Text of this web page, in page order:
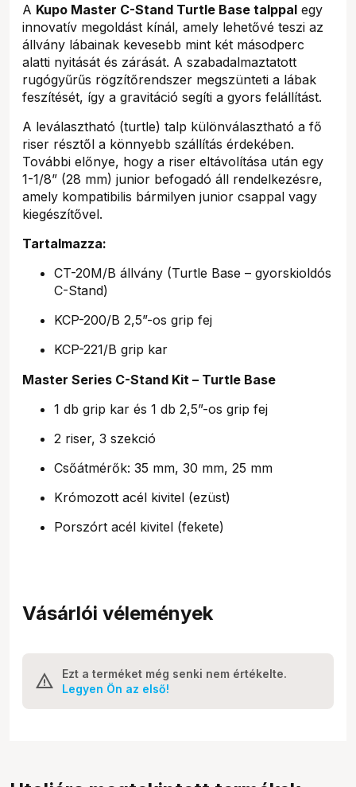
A Kupo Master C-Stand Turtle Base talppal egy
innovatív megoldást kínál, amely lehetővé teszi az
állvány lábainak kevesebb mint két másodperc
alatti nyitását és zárását. A szabadalmaztatott
rugógyűrűs rögzítőrendszer megszünteti a lábak
feszítését, így a gravitáció segíti a gyors felállítást.
A leválasztható (turtle) talp különválasztható a fő
riser résztől a könnyebb szállítás érdekében.
További előnye, hogy a riser eltávolítása után egy
1-1/8” (28 mm) junior befogadó áll rendelkezésre,
amely kompatibilis bármilyen junior csappal vagy
kiegészítővel.
Tartalmazza:
CT-20M/B állvány (Turtle Base – gyorskioldós
C-Stand)
KCP-200/B 2,5”-os grip fej
KCP-221/B grip kar
Master Series C-Stand Kit – Turtle Base
1 db grip kar és 1 db 2,5”-os grip fej
2 riser, 3 szekció
Csőátmérők: 35 mm, 30 mm, 25 mm
Krómozott acél kivitel (ezüst)
Porszórt acél kivitel (fekete)
Vásárlói vélemények
Ezt a terméket még senki nem értékelte.
Legyen Ön az első!